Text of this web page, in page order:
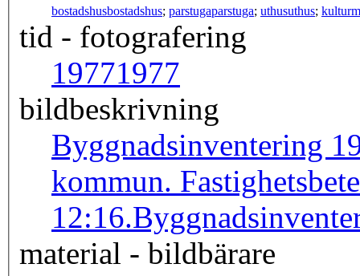
bostadshusbostadshus; parstugaparstuga; uthusuthus;
tid - fotografering
19771977
bildbeskrivning
Byggnadsinventering
kommun.
12:16.
material - bildbärare